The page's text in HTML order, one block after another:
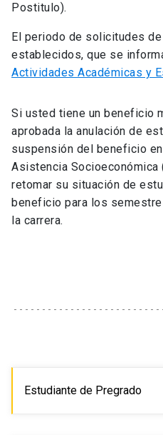
Postitulo).
El periodo de solicitudes
establecidos, que se
Actividades Académicas y
Si usted tiene un beneficio
aprobada la anulación de
suspensión del beneficio
Asistencia Socioeconómica
retomar su situación de
beneficio para los
la carrera.
Estudiante de Pregrado